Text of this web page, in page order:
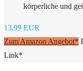
körperliche und
13,99 EUR
Zum Amazon Angebot*
Link*